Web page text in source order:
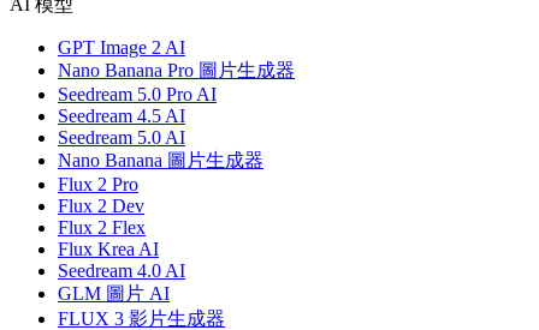
GPT Image 2 AI
Nano Banana Pro 圖片生成器
Seedream 5.0 Pro AI
Seedream 4.5 AI
Seedream 5.0 AI
Nano Banana 圖片生成器
Flux 2 Pro
Flux 2 Dev
Flux 2 Flex
Flux Krea AI
Seedream 4.0 AI
GLM 圖片 AI
FLUX 3 影片生成器